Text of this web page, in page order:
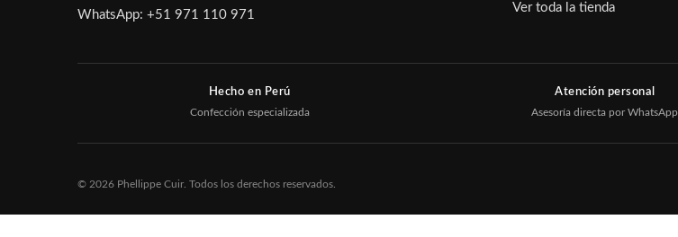
WhatsApp: +51 971 110 971
Ver toda la tienda
Hecho en Perú
Confección especializada
Atención personal
Asesoría directa por WhatsApp
© 2026 Phellippe Cuir. Todos los derechos reservados.